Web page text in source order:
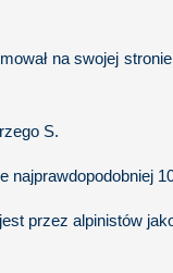
na swojej
S.
najprawdopodobniej
przez alpinistów